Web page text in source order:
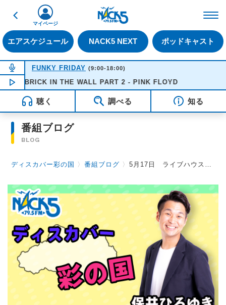
戻る
エアスケジュール NACK5 NEXT ポッドキャスト
マイページ
NOW ON AIR
FUNKY FRIDAY (9:00-18:00)
NOW PLAYING 15:43
BRICK IN THE WALL PART 2 - PINK FLOYD
聴く 調べる 知る
番組ブログ
BLOG
ディスカバー彩の国 〉番組ブログ 〉5月17日 ライブハウス支援！